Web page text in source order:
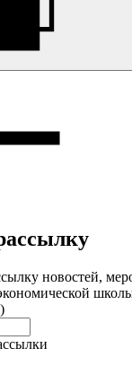
новостей,